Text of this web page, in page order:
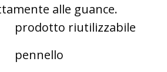
alle guance.
prodotto riutilizzabile
pennello